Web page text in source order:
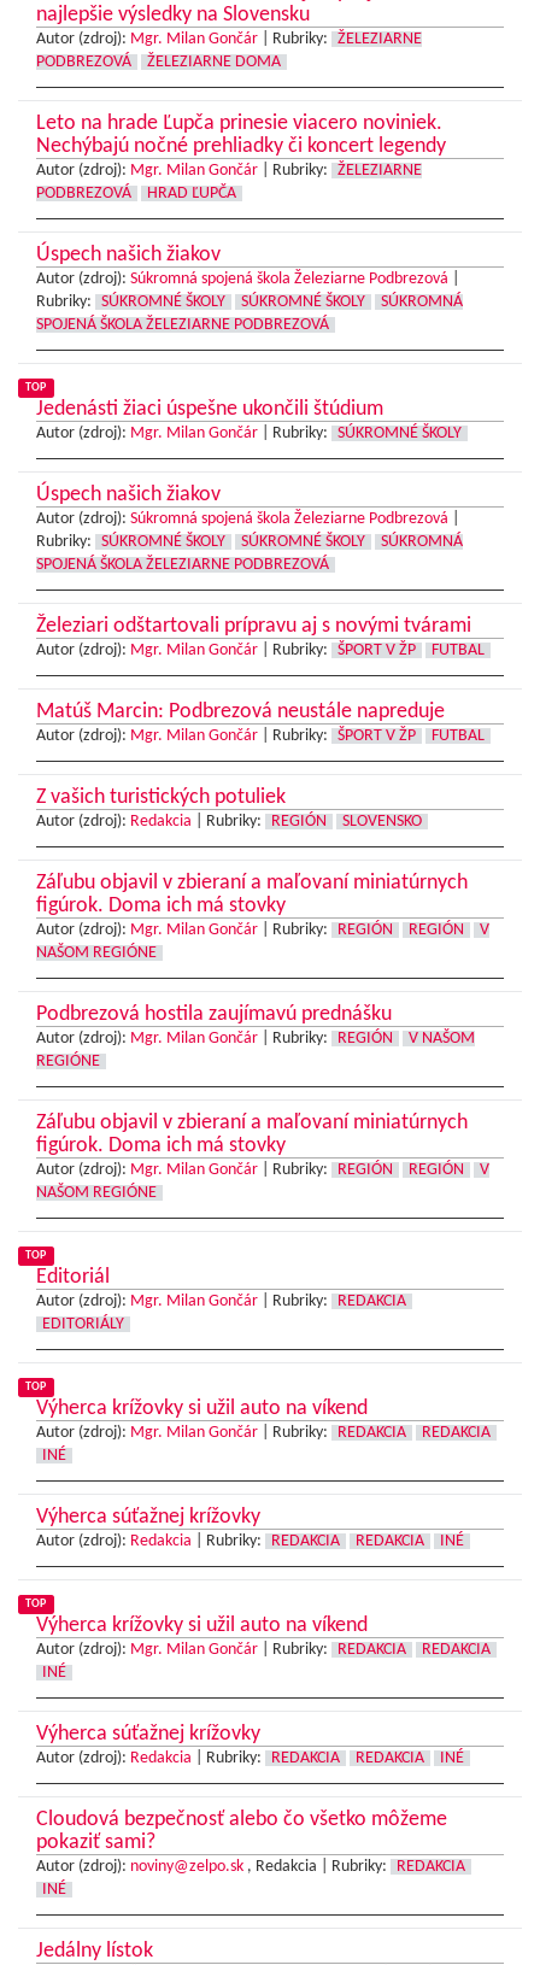
najlepšie výsledky na Slovensku
Autor (zdroj): Mgr. Milan Gončár Rubriky:
ŽELEZIARNE
PODBREZOVÁ
ŽELEZIARNE DOMA
Leto na hrade Ľupča prinesie viacero noviniek.
Nechýbajú nočné prehliadky či koncert legendy
Autor (zdroj): Mgr. Milan Gončár Rubriky:
ŽELEZIARNE
PODBREZOVÁ
HRAD ĽUPČA
Úspech našich žiakov
Autor (zdroj): Súkromná spojená škola Železiarne Podbrezová
Rubriky:
SÚKROMNÉ ŠKOLY SÚKROMNÉ ŠKOLY
SÚKROMNÁ
SPOJENÁ ŠKOLA ŽELEZIARNE PODBREZOVÁ
TOP
Jedenásti žiaci úspešne ukončili štúdium
Autor (zdroj): Mgr. Milan Gončár Rubriky: SÚKROMNÉ ŠKOLY
Úspech našich žiakov
Autor (zdroj): Súkromná spojená škola Železiarne Podbrezová
Rubriky:
SÚKROMNÉ ŠKOLY SÚKROMNÉ ŠKOLY
SÚKROMNÁ
SPOJENÁ ŠKOLA ŽELEZIARNE PODBREZOVÁ
Železiari odštartovali prípravu aj s novými tvárami
Autor (zdroj): Mgr. Milan Gončár Rubriky: ŠPORT V ŽP FUTBAL
Matúš Marcin: Podbrezová neustále napreduje
Autor (zdroj): Mgr. Milan Gončár Rubriky: ŠPORT V ŽP FUTBAL
Z vašich turistických potuliek
Autor (zdroj): Redakcia Rubriky: REGIÓN SLOVENSKO
Záľubu objavil v zbieraní a maľovaní miniatúrnych
figúrok. Doma ich má stovky
Autor (zdroj): Mgr. Milan Gončár Rubriky: REGIÓN REGIÓN
V
NAŠOM REGIÓNE
Podbrezová hostila zaujímavú prednášku
Autor (zdroj): Mgr. Milan Gončár Rubriky: REGIÓN
V NAŠOM
REGIÓNE
Záľubu objavil v zbieraní a maľovaní miniatúrnych
figúrok. Doma ich má stovky
Autor (zdroj): Mgr. Milan Gončár Rubriky: REGIÓN REGIÓN
V
NAŠOM REGIÓNE
TOP
Editoriál
Autor (zdroj): Mgr. Milan Gončár Rubriky:
REDAKCIA
EDITORIÁLY
TOP
Výherca krížovky si užil auto na víkend
Autor (zdroj): Mgr. Milan Gončár Rubriky: REDAKCIA
REDAKCIA
INÉ
Výherca súťažnej krížovky
Autor (zdroj): Redakcia Rubriky: REDAKCIA REDAKCIA INÉ
TOP
Výherca krížovky si užil auto na víkend
Autor (zdroj): Mgr. Milan Gončár Rubriky: REDAKCIA
REDAKCIA
INÉ
Výherca súťažnej krížovky
Autor (zdroj): Redakcia Rubriky: REDAKCIA REDAKCIA INÉ
Cloudová bezpečnosť alebo čo všetko môžeme
pokaziť sami?
Autor (zdroj): noviny@zelpo.sk , Redakcia | Rubriky:
REDAKCIA
INÉ
Jedálny lístok